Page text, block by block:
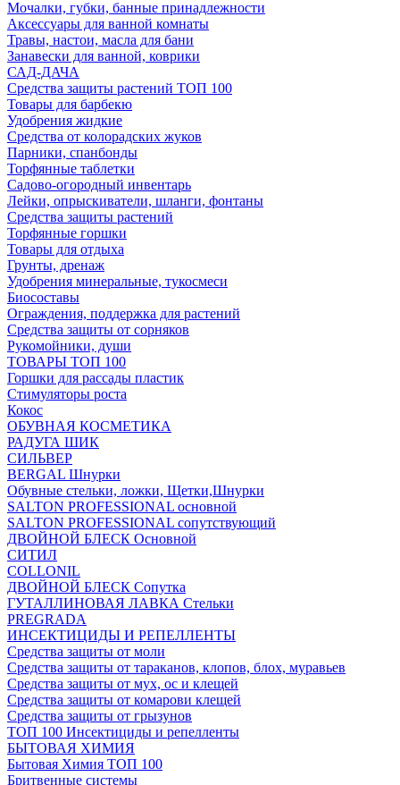
Мочалки, губки, банные принадлежности
Аксессуары для ванной комнаты
Травы, настои, масла для бани
Занавески для ванной, коврики
САД-ДАЧА
Средства защиты растений ТОП 100
Товары для барбекю
Удобрения жидкие
Средства от колорадских жуков
Парники, спанбонды
Торфянные таблетки
Садово-огородный инвентарь
Лейки, опрыскиватели, шланги, фонтаны
Средства защиты растений
Торфянные горшки
Товары для отдыха
Грунты, дренаж
Удобрения минеральные, тукосмеси
Биосоставы
Ограждения, поддержка для растений
Средства защиты от сорняков
Рукомойники, души
ТОВАРЫ ТОП 100
Горшки для рассады пластик
Стимуляторы роста
Кокос
ОБУВНАЯ КОСМЕТИКА
РАДУГА ШИК
СИЛЬВЕР
BERGAL Шнурки
Обувные стельки, ложки, Щетки,Шнурки
SALTON PROFESSIONAL основной
SALTON PROFESSIONAL сопутствующий
ДВОЙНОЙ БЛЕСК Основной
СИТИЛ
COLLONIL
ДВОЙНОЙ БЛЕСК Сопутка
ГУТАЛЛИНОВАЯ ЛАВКА Стельки
PREGRADA
ИНСЕКТИЦИДЫ И РЕПЕЛЛЕНТЫ
Средства защиты от моли
Средства защиты от тараканов, клопов, блох, муравьев
Средства защиты от мух, ос и клещей
Средства защиты от комарови клещей
Средства защиты от грызунов
ТОП 100 Инсектициды и репелленты
БЫТОВАЯ ХИМИЯ
Бытовая Химия ТОП 100
Бритвенные системы